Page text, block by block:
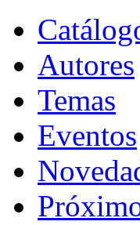
Autores
Temas
Eventos